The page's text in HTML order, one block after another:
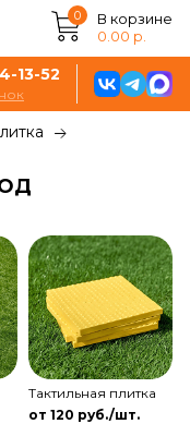
0
В корзине
0.00 р.
13-52
Тактильная плитка
от 120 руб./шт.